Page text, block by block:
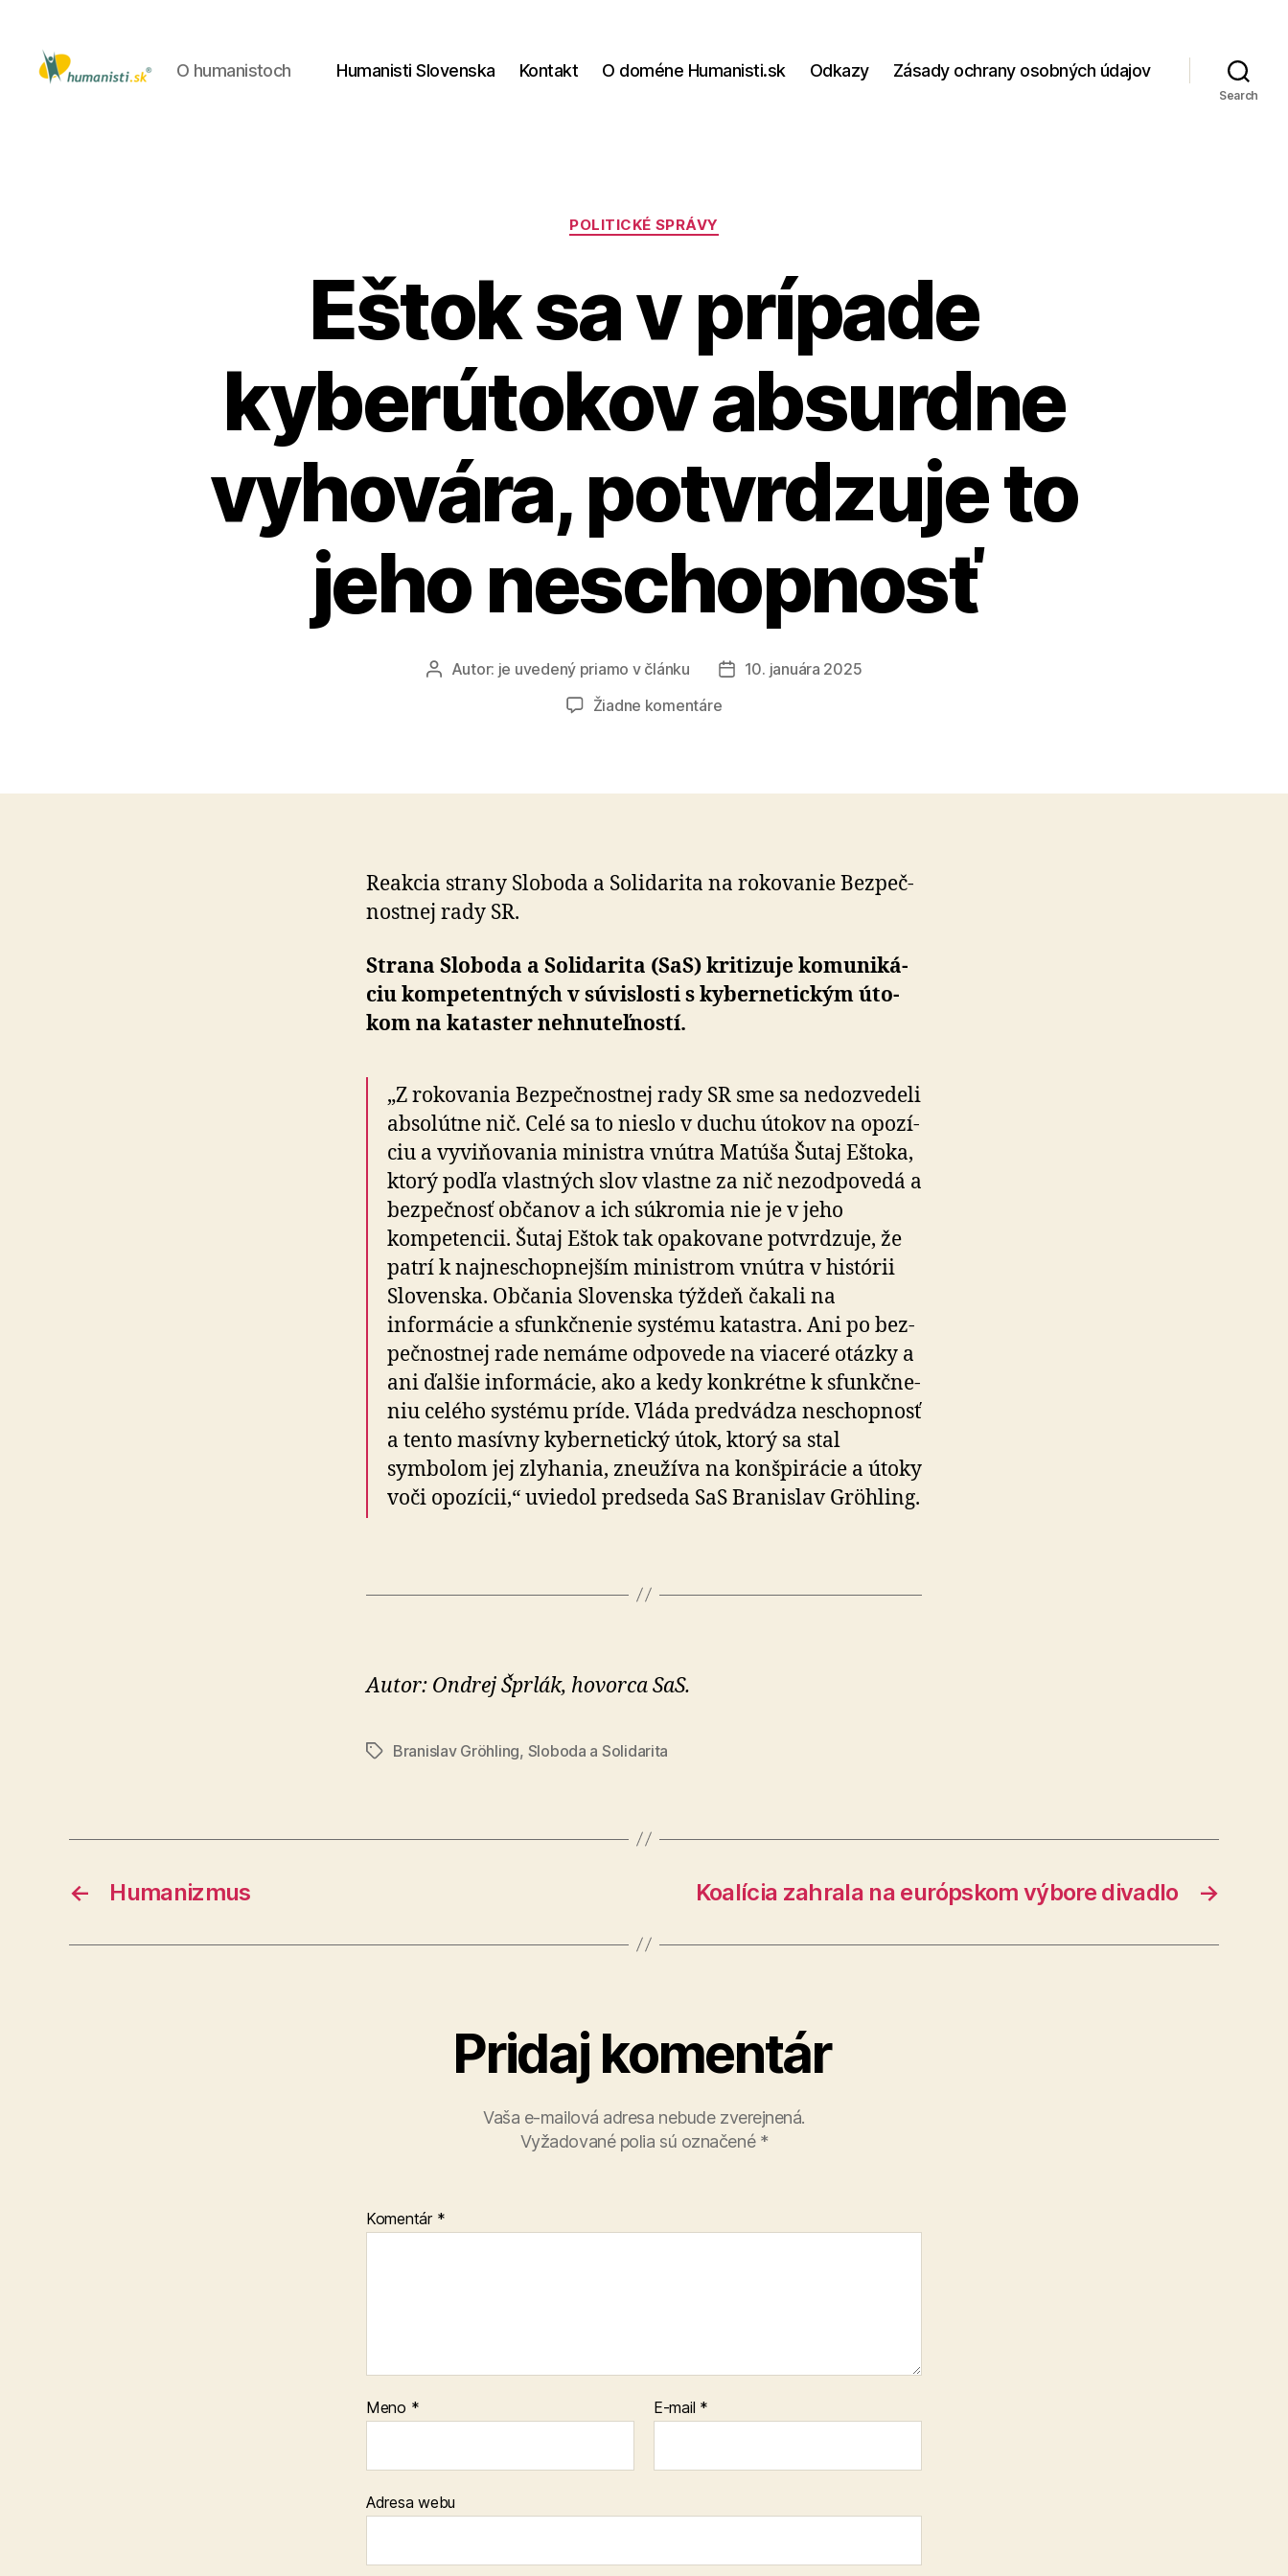
O humanistoch Humanisti Slovenska Kontakt O doméne Humanisti.sk Odkazy Zásady ochrany osobných údajov
Search
Kategórie
POLITICKÉ SPRÁVY
Eštok sa v prípade
kyberútokov absurdne
vyhovára, potvrdzuje to
jeho neschopnosť
AutorAutor: je uvedený priamo v článku
Dátum
10. januára 2025
Žiadne komentárena
prípade
potvrdzuje
neschopnosť
Reakcia strany Sloboda a Solidarita na rokovanie Bez­peč­
nos­tnej rady SR.
Strana Sloboda a Solidarita (SaS) kritizuje ko­mu­ni­ká­
ciu kompetentných v súvislosti s kybernetickým úto­
kom na kataster nehnuteľností.
„Z rokovania Bezpečnostnej rady SR sme sa ne­doz­ve­de­li
absolútne nič. Celé sa to nieslo v duchu útokov na opo­zí­
ciu a vyviňovania ministra vnútra Matúša Šutaj Eštoka,
ktorý podľa vlastných slov vlastne za nič ne­zod­po­ve­dá a
bezpečnosť občanov a ich súkromia nie je v jeho
kompetencii. Šutaj Eštok tak opakovane po­tvr­dzu­je, že
patrí k najneschopnejším ministrom vnútra v histórii
Slovenska. Občania Slovenska týždeň čakali na
informácie a sfunkčnenie systému katastra. Ani po bez­
peč­nostnej rade nemáme odpovede na viaceré otázky a
ani ďalšie informácie, ako a kedy konkrétne k sfunk­čne­
niu celého systému príde. Vláda predvádza ne­schop­nosť
a tento masívny kybernetický útok, ktorý sa stal
symbolom jej zlyhania, zneužíva na konšpirácie a útoky
voči opozícii,“ uviedol predseda SaS Branislav Gröhling.
Autor: Ondrej Šprlák, hovorca SaS.
ZnačkyBranislav Gröhling, Sloboda a Solidarita
← Humanizmus →
Koalícia zahrala na európskom výbore divadlo
Pridaj komentár
Vaša e-mailová adresa nebude zverejnená.
Vyžadované polia sú označené *
Komentár *
Meno * E-mail *
Adresa webu